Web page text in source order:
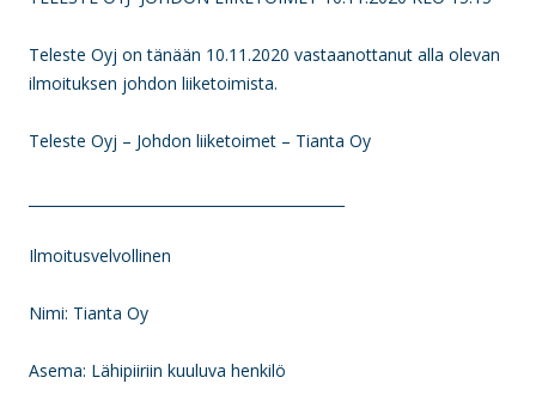
Teleste Oyj on tänään 10.11.2020 vastaanottanut alla olevan
ilmoituksen johdon liiketoimista.
Teleste Oyj – Johdon liiketoimet – Tianta Oy
Ilmoitusvelvollinen
Nimi: Tianta Oy
Asema: Lähipiiriin kuuluva henkilö